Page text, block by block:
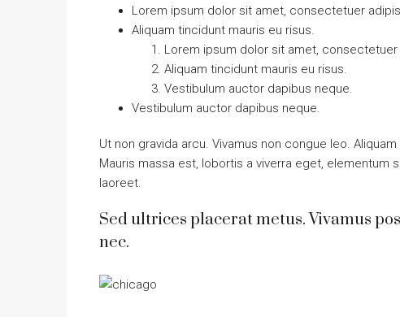
Lorem ipsum dolor sit amet, consectetuer
Aliquam tincidunt mauris eu risus.
Lorem ipsum dolor sit amet,
Aliquam tincidunt mauris eu risus.
Vestibulum auctor dapibus neque.
Vestibulum auctor dapibus neque.
Ut non gravida arcu. Vivamus non congue leo.
Mauris massa est, lobortis a viverra eget, elementum
laoreet.
Sed ultrices placerat metus. Vivamus
nec.